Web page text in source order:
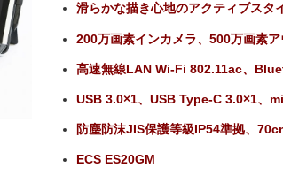
滑らかな描き心地のアクティブスタ
200万画素インカメラ、500万画素ア
高速無線LAN Wi-Fi 802.11ac、
USB 3.0×1、USB Type-C 3.0×1、
防塵防沫JIS保護等級IP54準拠、
ECS ES20GM